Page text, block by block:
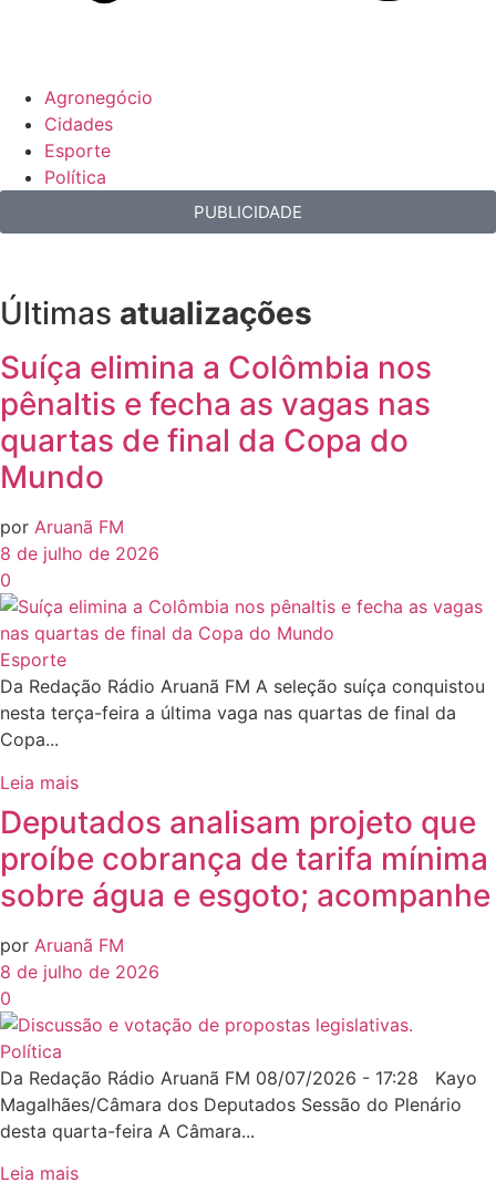
Agronegócio
Cidades
Esporte
Política
PUBLICIDADE
Últimas atualizações
Suíça elimina a Colômbia nos
pênaltis e fecha as vagas nas
quartas de final da Copa do
Mundo
por Aruanã FM
8 de julho de 2026
0
Esporte
Da Redação Rádio Aruanã FM A seleção suíça conquistou
nesta terça-feira a última vaga nas quartas de final da
Copa...
Leia mais
Deputados analisam projeto que
proíbe cobrança de tarifa mínima
sobre água e esgoto; acompanhe
por Aruanã FM
8 de julho de 2026
0
Política
Da Redação Rádio Aruanã FM 08/07/2026 - 17:28 Kayo
Magalhães/Câmara dos Deputados Sessão do Plenário
desta quarta-feira A Câmara...
Leia mais